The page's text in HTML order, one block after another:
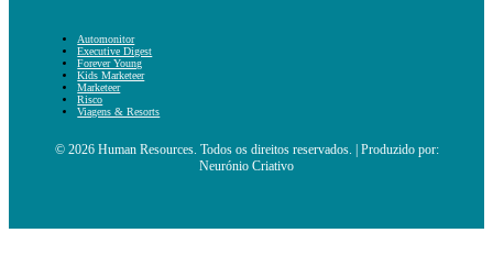
Automonitor
Executive Digest
Forever Young
Kids Marketeer
Marketeer
Risco
Viagens & Resorts
© 2026 Human Resources. Todos os direitos reservados. | Produzido por:
Neurónio Criativo